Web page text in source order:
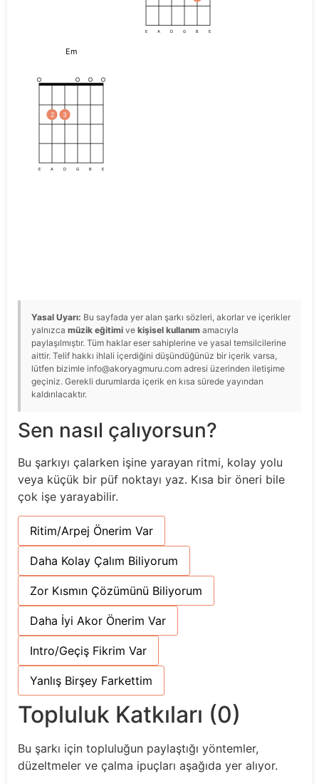
E A D G B E
Em
2 3
E A D G B E
Yasal Uyarı: Bu sayfada yer alan şarkı sözleri, akorlar ve içerikler
yalnızca müzik eğitimi ve kişisel kullanım amacıyla
paylaşılmıştır. Tüm haklar eser sahiplerine ve yasal temsilcilerine
aittir. Telif hakkı ihlali içerdiğini düşündüğünüz bir içerik varsa,
lütfen bizimle info@akoryagmuru.com adresi üzerinden iletişime
geçiniz. Gerekli durumlarda içerik en kısa sürede yayından
kaldırılacaktır.
Sen nasıl çalıyorsun?
Bu şarkıyı çalarken işine yarayan ritmi, kolay yolu
veya küçük bir püf noktayı yaz. Kısa bir öneri bile
çok işe yarayabilir.
Ritim/Arpej Önerim Var
Daha Kolay Çalım Biliyorum
Zor Kısmın Çözümünü Biliyorum
Daha İyi Akor Önerim Var
Intro/Geçiş Fikrim Var
Yanlış Birşey Farkettim
Topluluk Katkıları (0)
Bu şarkı için topluluğun paylaştığı yöntemler,
düzeltmeler ve çalma ipuçları aşağıda yer alıyor.